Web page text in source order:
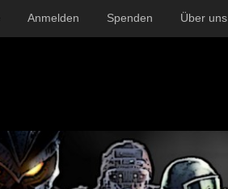
Anmelden Spenden Über uns